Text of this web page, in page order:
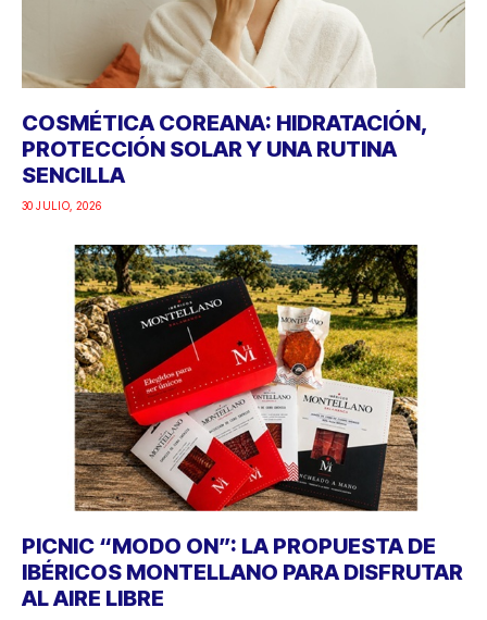
COSMÉTICA COREANA: HIDRATACIÓN,
PROTECCIÓN SOLAR Y UNA RUTINA
SENCILLA
30 JULIO, 2026
PICNIC “MODO ON”: LA PROPUESTA DE
IBÉRICOS MONTELLANO PARA DISFRUTAR
AL AIRE LIBRE